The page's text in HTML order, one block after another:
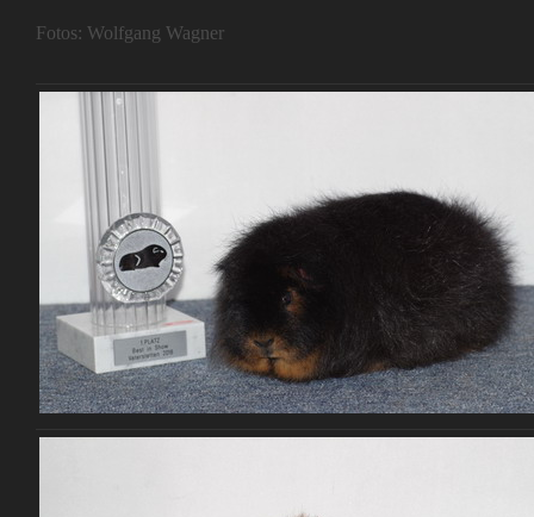
Fotos: Wolfgang Wagner